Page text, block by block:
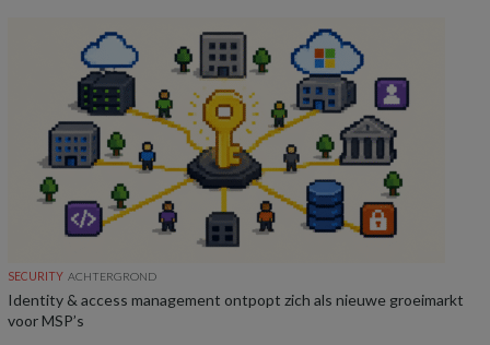
SECURITY ACHTERGROND
Identity & access management ontpopt zich als nieuwe groeimarkt
voor MSP’s